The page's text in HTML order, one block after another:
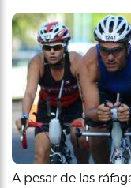
A pesar de las